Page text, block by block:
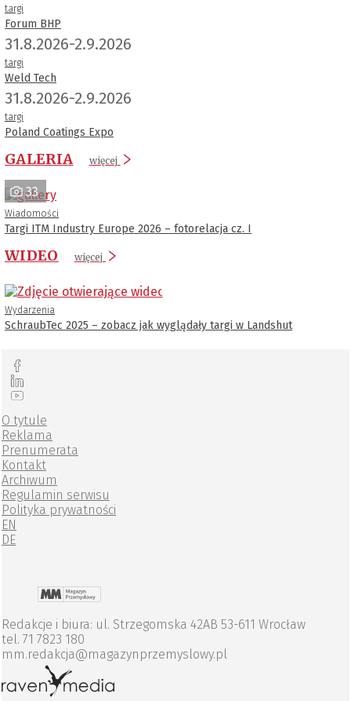
targi
Forum BHP
31.8.2026-2.9.2026
targi
Weld Tech
31.8.2026-2.9.2026
targi
Poland Coatings Expo
GALERIA więcej
33
Wiadomości
Targi ITM Industry Europe 2026 – fotorelacja cz. I
WIDEO więcej
Wydarzenia
SchraubTec 2025 – zobacz jak wyglądały targi w Landshut
O tytule
Reklama
Prenumerata
Kontakt
Archiwum
Regulamin serwisu
Polityka prywatności
EN
DE
Redakcje i biura: ul. Strzegomska 42AB 53-611 Wrocław
tel. 71 7823 180
mm.redakcja@magazynprzemyslowy.pl